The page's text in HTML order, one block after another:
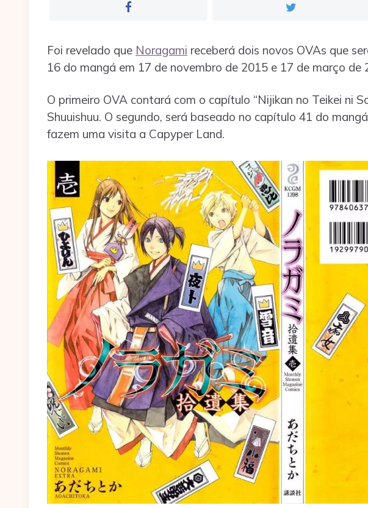
Foi revelado que Noragami receberá dois novos OVAs que
16 do mangá em 17 de novembro de 2015 e 17 de março de
O primeiro OVA contará com o capítulo “Nijikan no Teikei ni
Shuuishuu. O segundo, será baseado no capítulo 41 do
fazem uma visita a Capyper Land.